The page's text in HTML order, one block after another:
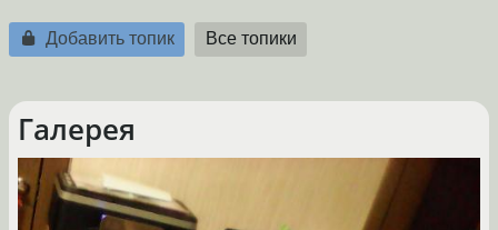
Добавить топик Все топики
Галерея